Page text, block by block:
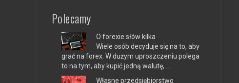
Polecamy
O forexie słów kilka
Wiele osób decyduje się na to, aby
grać na forex. W dużym uproszczeniu polega
to na tym, aby kupić jedną walutę, …
Własne przedsiębiorstwo